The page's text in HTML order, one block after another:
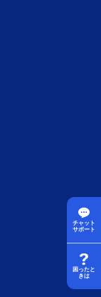
チャット
サポート
困ったと
きは